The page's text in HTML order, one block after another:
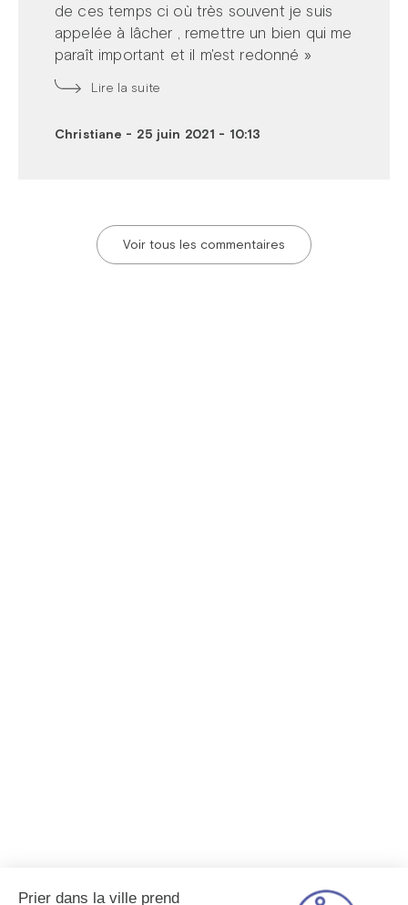
de ces temps ci où très souvent je suis
appelée à lâcher , remettre un bien qui me
paraît important et il m'est redonné »
Lire la suite
Christiane - 25 juin 2021 - 10:13
Voir tous les commentaires
Prier dans la ville prend